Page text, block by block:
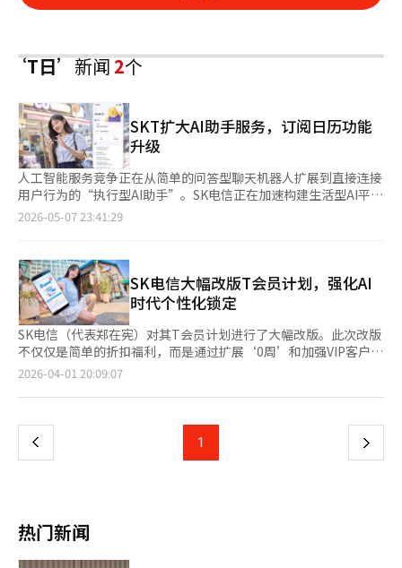
‘T日’新闻2个
SKT扩大AI助手服务，订阅日历功能
升级
人工智能服务竞争正在从简单的问答型聊天机器人扩展到直接连接
用户行为的“执行型AI助手”。SK电信正在加速构建生活型AI平
台，扩大其AI服务艾点（A.）的“订阅日历”功能，从日程管理到
关日程会自动注册到个人日历，并在需要时提供提醒。与传统日历
服务不同，SK电信的日历基于AI自动提供用户感兴趣的信息，增强
了个性化推荐平台的特性。目前，该服务主要围绕SK电信会员优
惠项目“T日”日程提醒运营，已有约160万用户使用。SK电信计
划将服务扩展到金融、零售、家电和美容等多个生活领域。未来，
韩亚证券和CU将作为新合作伙伴加入订阅日历。韩亚证券将提供
定期研究报告和投资信息，CU则通过订阅日历提供预售、折扣活
动和限量促销信息。用户无需单独搜索，即可在艾点应用内查看优
惠日程，并跳转到合作品牌应用进行预订和查询。SK电信还在推
产品预售和促销信息，Olive Young则将基于日程提供美容和健康
主题展销会及新品信息。SK电信AI事业本部长金志勋表示：“艾点
2026-05-07 23:41:29
SK电信大幅改版T会员计划，强化AI
时代个性化锁定
SK电信（代表郑在宪）对其T会员计划进行了大幅改版。此次改版
不仅仅是简单的折扣福利，而是通过扩展‘0周’和加强VIP客户服
务，提供‘目标定制体验’。在竞争激烈的电信市场中，SK电信
去，电信会员计划仅是提供合作伙伴折扣的‘被动’工具。但随着
择符合自己生活方式的实际福利。SK电信通过扩展‘0周’和设立
VIP专属福利，旨在防止客户流失，并同时满足年轻一代和优质客
户群，提供他们最需要的福利组合。与设备购买体验相关的抽奖或
订阅福利，使客户将电信公司视为‘生活方式的伙伴’。这种个性
化战略与全球电信市场的最新趋势一致。SK电信通过在T会员应用
2026-04-01 20:09:07
上
页
1 下
热门新闻